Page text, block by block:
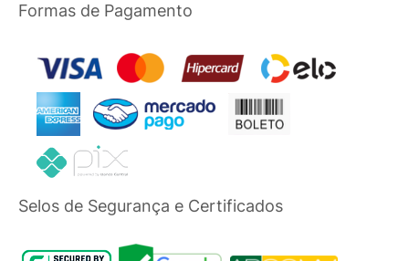
Formas de Pagamento
Selos de Segurança e Certificados